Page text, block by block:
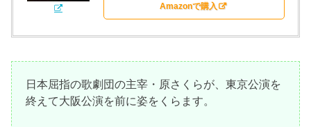
Amazonで購入
日本屈指の歌劇団の主宰・原さくらが、東京公演を
終えて大阪公演を前に姿をくらます。